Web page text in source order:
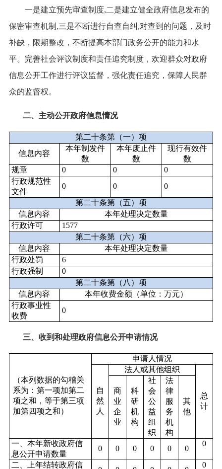
一是建立预先审查制度,二是建立健全政府信息发布的
保密审查机制,三是不断进行自查自纠,对查到的问题，及时
补缺，限期整改，不断提高本部门政务公开的能力和水
平。完善社会评议制度和责任追究制度，欢迎群众对政府
信息公开工作进行评议监督，强化责任追究，保障人民群
众的监督权。
二、主动公开政府信息情况
第二十条第（一）项
信息内容
本年制发件
数
本年废止件
数
现行有效件
数
规章
0 0
0
行政规范性
文件
0 0
0
第二十条第（五）项
信息内容
本年处理决定数量
行政许可
1577
第二十条第（六）项
信息内容
本年处理决定数量
行政处罚
6
行政强制
0
第二十条第（八）项
信息内容
本年收费金额（单位：万元）
行政事业性
收费
0
三、收到和处理政府信息公开申请情况
（本列数据的勾稽关
系为：第一项加第二
项之和，等于第三项
加第四项之和）
申请人情况
自
然
人
法人或其他组织
总
计
商
业
企
业
科
研
机
构
社
会
公
益
组
织
法
律
服
务
机
构
其
他
一、本年新收政府信
息公开申请数量
0 0 0 0 0 0
0
二、上年结转政府信 0